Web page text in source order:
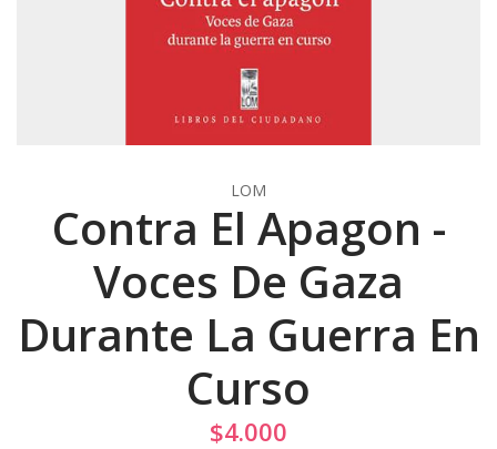
LOM
Contra El Apagon -
Voces De Gaza
Durante La Guerra En
Curso
$4.000